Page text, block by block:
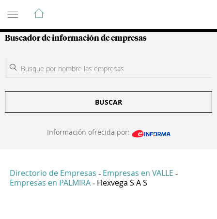
Guía de Empresas Colombianas
Buscador de información de empresas
BUSCAR
Información ofrecida por:
Directorio de Empresas - Empresas en VALLE -
Empresas en PALMIRA - Flexvega S A S